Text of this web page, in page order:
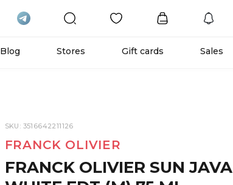
Blog Stores Gift cards Sales
SKU: 3516642211126
FRANCK OLIVIER
FRANCK OLIVIER SUN JAVA